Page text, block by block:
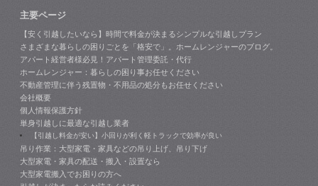
主要ページ
【安く引越したいなら】時間で料金が決まるシンプルな引越しプラン
さまざまな暮らしの困りごとを「格安で」。ホームレンジャーのブログ。
アパート経営者様必見！アパート管理委託・代行
ホームレンジャー：暮らしの困り事お任せください
不動産管理に伴う残置物・不用品の処分もお任せください
会社概要
個人情報保護方針
単身引越しに最適な引越し業者
【引越し料金が安い】小回りが利く軽トラックで効率が良い
吊り作業：大型家電・家具などの吊り上げ、吊り下げ
大型家電・家具の配送・搬入・設置なら
大型家電搬入でお困りの方へ